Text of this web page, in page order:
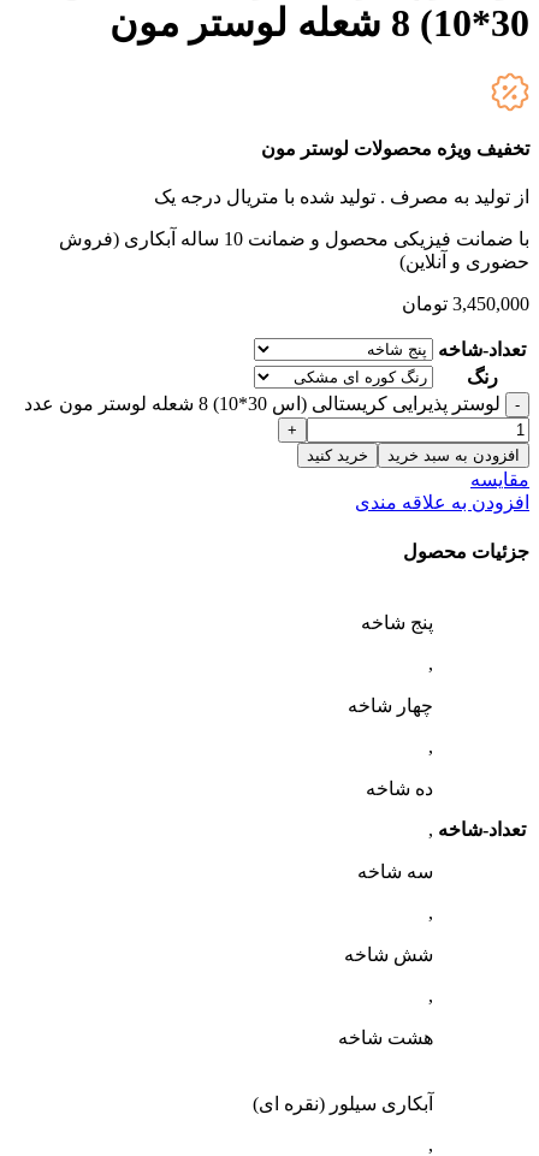
30*10) 8 شعله لوستر مون
تخفیف ویژه محصولات لوستر مون
از تولید به مصرف . تولید شده با متریال درجه یک
با ضمانت فیزیکی محصول و ضمانت 10 ساله آبکاری (فروش
حضوری و آنلاین)
3,450,000 تومان
تعداد-شاخه
رنگ
لوستر پذیرایی کریستالی (اس 30*10) 8 شعله لوستر مون عدد
افزودن به سبد خرید خرید کنید
مقایسه
افزودن به علاقه مندی
جزئیات محصول
تعداد-شاخه
پنج شاخه
,
چهار شاخه
,
ده شاخه
,
سه شاخه
,
شش شاخه
,
هشت شاخه
آبکاری سیلور (نقره ای)
,